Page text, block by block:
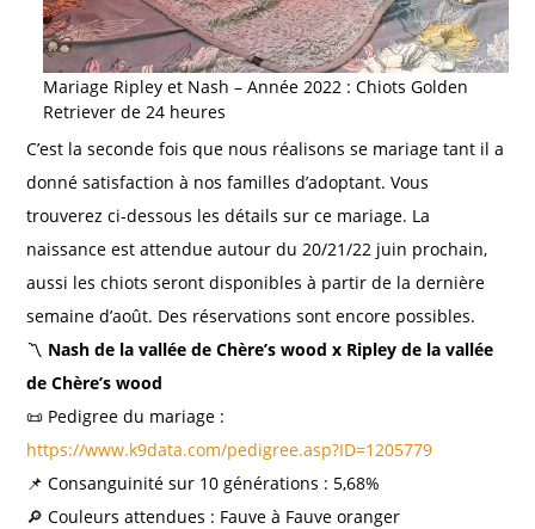
Mariage Ripley et Nash – Année 2022 : Chiots Golden
Retriever de 24 heures
C’est la seconde fois que nous réalisons se mariage tant il a
donné satisfaction à nos familles d’adoptant. Vous
trouverez ci-dessous les détails sur ce mariage. La
naissance est attendue autour du 20/21/22 juin prochain,
aussi les chiots seront disponibles à partir de la dernière
semaine d’août. Des réservations sont encore possibles.
〽️ Nash de la vallée de Chère’s wood x Ripley de la vallée
de Chère’s wood
📜 Pedigree du mariage :
https://www.k9data.com/pedigree.asp?ID=1205779
📌 Consanguinité sur 10 générations : 5,68%
🔎 Couleurs attendues : Fauve à Fauve oranger